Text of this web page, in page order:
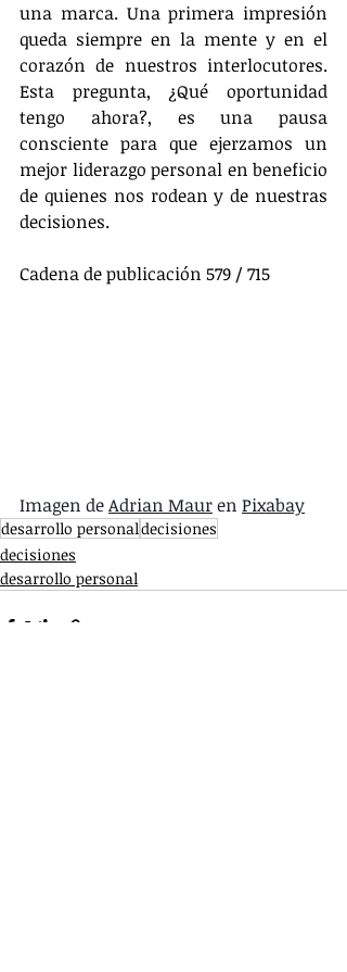
una marca. Una primera impresión
queda siempre en la mente y en el
corazón de nuestros interlocutores.
Esta pregunta, ¿Qué oportunidad
tengo ahora?, es una pausa
consciente para que ejerzamos un
mejor liderazgo personal en beneficio
de quienes nos rodean y de nuestras
decisiones.
Cadena de publicación 579 / 715
Imagen de Adrian Maur en Pixabay
desarrollo personaldecisiones
decisiones
desarrollo personal